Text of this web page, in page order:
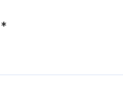
*